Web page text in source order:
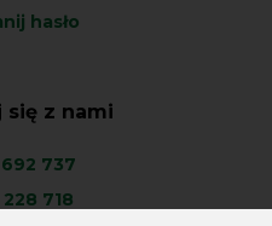
hasło
się z nami
737
718